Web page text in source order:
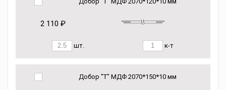
2 110 ₽
шт. к-т
Добор "Т" МДФ 2070*150*10 мм